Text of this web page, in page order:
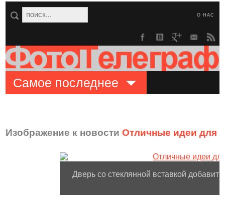
О НАС
Самое последнее
Изображение к новостиОтличные идеи для
Дверь со стеклянной вставкой добавит